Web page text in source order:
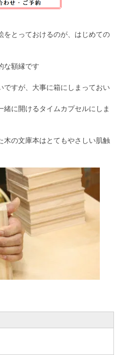
をとっておけるのが、はじめての
な額縁です
ですが、大事に箱にしまっておい
に開けるタイムカプセルにしま
木の文庫本はとてもやさしい肌触